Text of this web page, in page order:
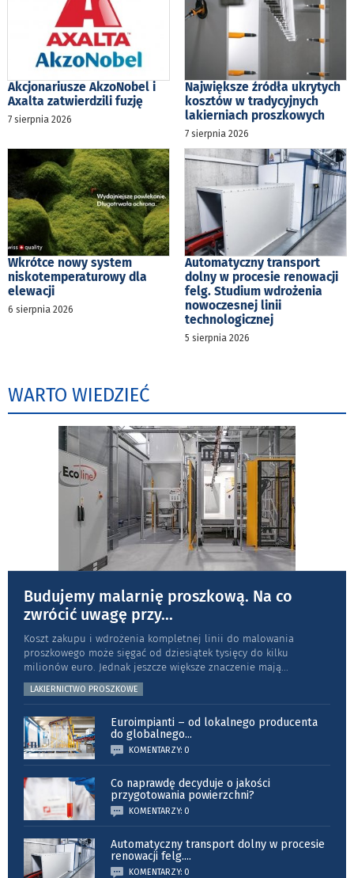
Akcjonariusze AkzoNobel i
Axalta zatwierdzili fuzję
7 sierpnia 2026
Największe źródła ukrytych
kosztów w tradycyjnych
lakierniach proszkowych
7 sierpnia 2026
Wkrótce nowy system
niskotemperaturowy dla
elewacji
6 sierpnia 2026
Automatyczny transport
dolny w procesie renowacji
felg. Studium wdrożenia
nowoczesnej linii
technologicznej
5 sierpnia 2026
WARTO WIEDZIEĆ
Budujemy malarnię proszkową. Na co
zwrócić uwagę przy...
Koszt zakupu i wdrożenia kompletnej linii do malowania
proszkowego może sięgać od dziesiątek tysięcy do kilku
milionów euro. Jednak jeszcze większe znaczenie mają
LAKIERNICTWO PROSZKOWE
Euroimpianti – od lokalnego producenta
do globalnego...
KOMENTARZY: 0
Co naprawdę decyduje o jakości
przygotowania powierzchni?
KOMENTARZY: 0
Automatyczny transport dolny w procesie
renowacji felg....
KOMENTARZY: 0